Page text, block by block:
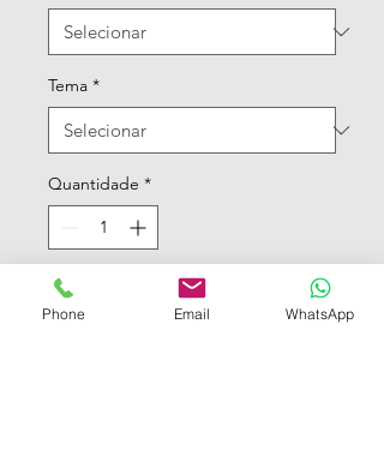
Tema *
Quantidade *
Adicionar ao carrinho - Atenção ao
Phone Email WhatsApp